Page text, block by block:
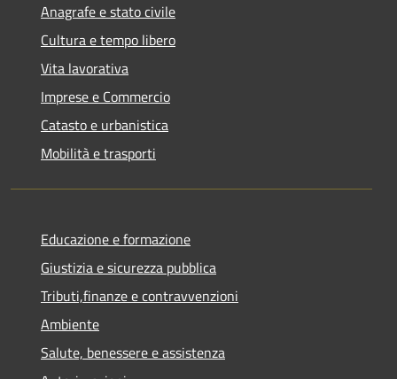
Anagrafe e stato civile
Cultura e tempo libero
Vita lavorativa
Imprese e Commercio
Catasto e urbanistica
Mobilità e trasporti
Educazione e formazione
Giustizia e sicurezza pubblica
Tributi,finanze e contravvenzioni
Ambiente
Salute, benessere e assistenza